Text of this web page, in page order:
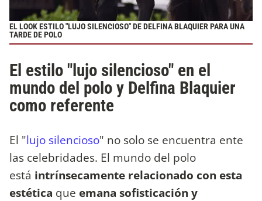
EL LOOK ESTILO "LUJO SILENCIOSO" DE DELFINA BLAQUIER PARA UNA
TARDE DE POLO
El estilo "lujo silencioso" en el
mundo del polo y Delfina Blaquier
como referente
El "lujo silencioso" no solo se encuentra ente
las celebridades. El mundo del polo
está intrínsecamente relacionado con esta
estética que emana sofisticación y